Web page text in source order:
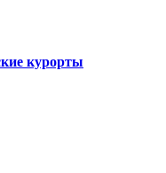
курорты